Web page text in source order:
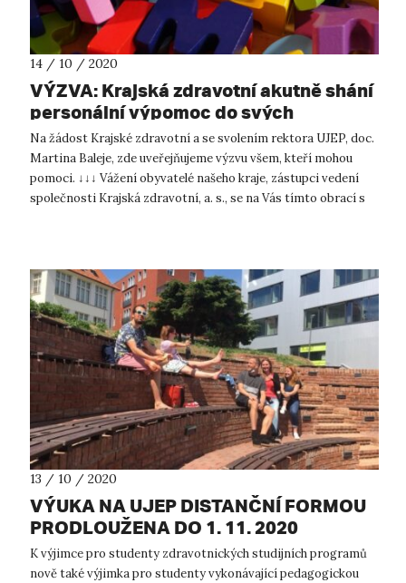
14 / 10 / 2020
VÝZVA: Krajská zdravotní akutně shání
personální výpomoc do svých
nemocnic. Můžete pomoci i vy?
Na žádost Krajské zdravotní a se svolením rektora UJEP, doc.
Martina Baleje, zde uveřejňujeme výzvu všem, kteří mohou
pomoci. ↓↓↓ Vážení obyvatelé našeho kraje, zástupci vedení
společnosti Krajská zdravotní, a. s., se na Vás tímto obrací s
13 / 10 / 2020
VÝUKA NA UJEP DISTANČNÍ FORMOU
PRODLOUŽENA DO 1. 11. 2020
K výjimce pro studenty zdravotnických studijních programů
nově také výjimka pro studenty vykonávající pedagogickou